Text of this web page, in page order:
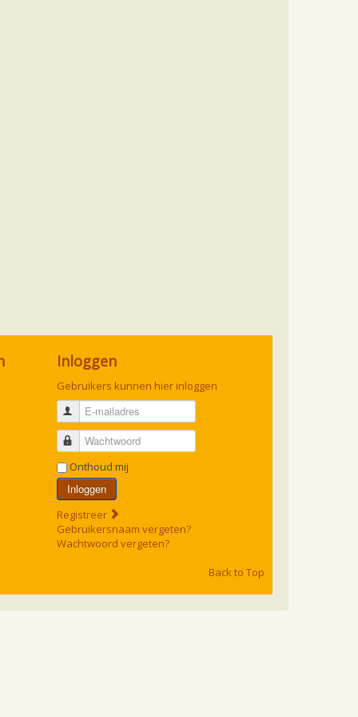
Inloggen
Gebruikers kunnen hier inloggen
E-mailadres
Wachtwoord
Onthoud mij
Inloggen
Registreer
Gebruikersnaam vergeten?
Wachtwoord vergeten?
Back to Top